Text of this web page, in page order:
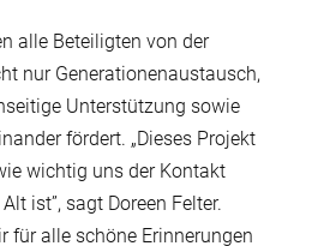
alle Beteiligten von der
nur Generationenaustausch,
Unterstützung sowie
fördert. „Dieses Projekt
wichtig uns der Kontakt
ist”, sagt Doreen Felter.
für alle schöne Erinnerungen